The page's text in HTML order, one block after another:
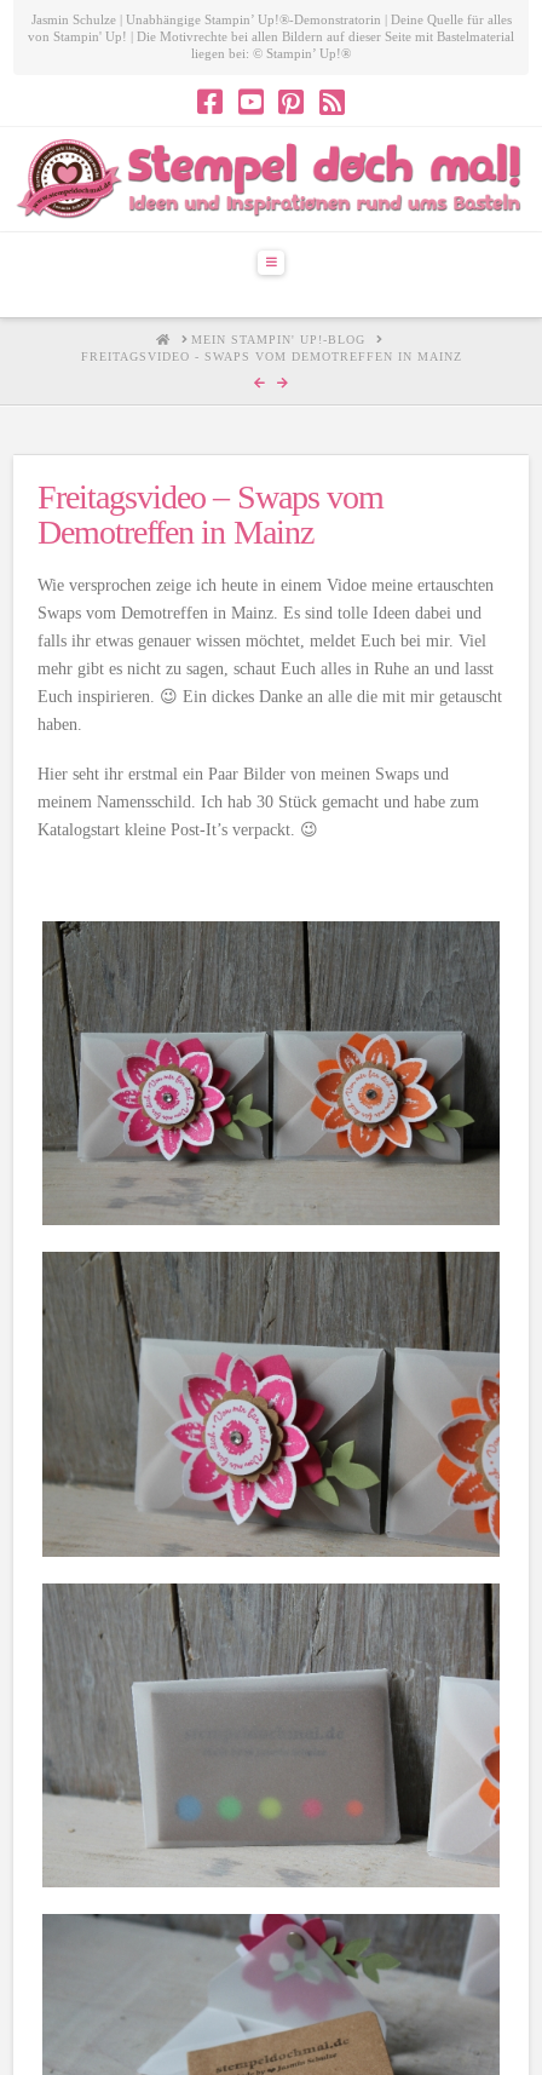
Jasmin Schulze | Unabhängige Stampin’ Up!®-Demonstratorin | Deine Quelle für alles
von Stampin' Up! | Die Motivrechte bei allen Bildern auf dieser Seite mit Bastelmaterial
liegen bei: © Stampin’ Up!®
Navigation
HOMEMEIN STAMPIN' UP!-BLOG
FREITAGSVIDEO - SWAPS VOM DEMOTREFFEN IN MAINZ
Freitagsvideo – Swaps vom
Demotreffen in Mainz
Wie versprochen zeige ich heute in einem Vidoe meine ertauschten
Swaps vom Demotreffen in Mainz. Es sind tolle Ideen dabei und
falls ihr etwas genauer wissen möchtet, meldet Euch bei mir. Viel
mehr gibt es nicht zu sagen, schaut Euch alles in Ruhe an und lasst
Euch inspirieren. 😉 Ein dickes Danke an alle die mit mir getauscht
haben.
Hier seht ihr erstmal ein Paar Bilder von meinen Swaps und
meinem Namensschild. Ich hab 30 Stück gemacht und habe zum
Katalogstart kleine Post-It’s verpackt. 😉